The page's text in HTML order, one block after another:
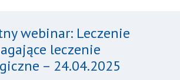
webinar: Leczenie
leczenie
– 24.04.2025